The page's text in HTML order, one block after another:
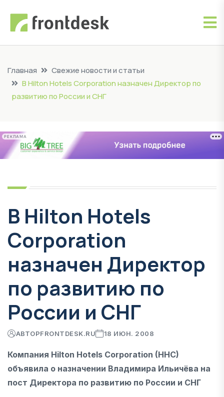
Главная
Свежие новости и статьи
В Hilton Hotels Corporation назначен Директор по
развитию по России и СНГ
РЕКЛАМА
В Hilton Hotels
Corporation
назначен Директор
по развитию по
России и СНГ
АВТОРFRONTDESK.RU 18 ИЮН. 2008
Компания Hilton Hotels Corporation (HHC)
объявила о назначении Владимира Ильичёва на
пост Директора по развитию по России и СНГ